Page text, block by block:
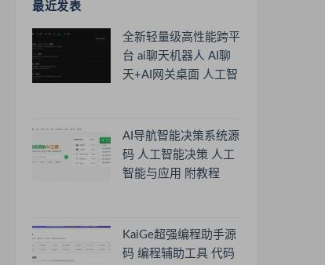
最近发表
全新轻量级高性能跨平
台 ai聊天机器人 AI聊
天+AI网关桌面 人工智
AI导航智能决策系统源
码 人工智能决策 人工
智能与应用 附教程
KaiGe超强编程助手源
码 编程辅助工具 代码